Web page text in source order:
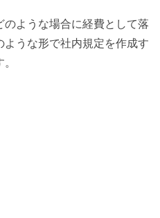
ような場合に経費として落
うな形で社内規定を作成す